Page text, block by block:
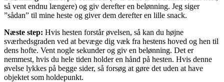
så vent endnu længere) og giv derefter en belønning. Jeg siger
”sådan” til mine heste og giver dem derefter en lille snack.
Næste step: Hvis hesten forstår øvelsen, så kan du højne
sværhedsgraden ved at bevæge dig væk fra hestens hoved og hen til
dens hofte. Vent nogle sekunder og giv en belønning. Det er
nemmest, hvis du hele tiden holder en hånd på hesten. Hvis denne
øvelse lykkes på begge sider, så forsøg at gøre det uden at have
objektet som holdepunkt.